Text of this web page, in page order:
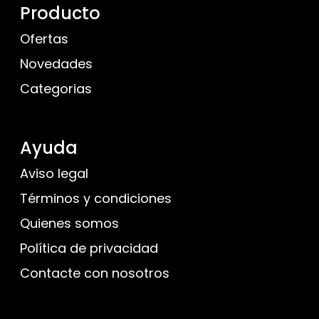
Producto
Ofertas
Novedades
Categorias
Ayuda
Aviso legal
Términos y condiciones
Quienes somos
Política de privacidad
Contacte con nosotros